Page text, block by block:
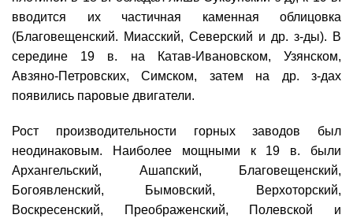
вводится их частичная каменная облицовка
(Благовещенский. Миасский, Северский и др. з-ды). В
середине 19 в. на Катав-Ивановском, Узянском,
Авзяно-Петровских, Симском, затем на др. з-дах
появились паровые двигатели.
Рост производительности горных заводов был
неодинаковым. Наиболее мощными к 19 в. были
Архангельский, Ашапский, Благовещенский,
Богоявленский, Бымовский, Верхоторский,
Воскресенский, Преображенский, Полевской и